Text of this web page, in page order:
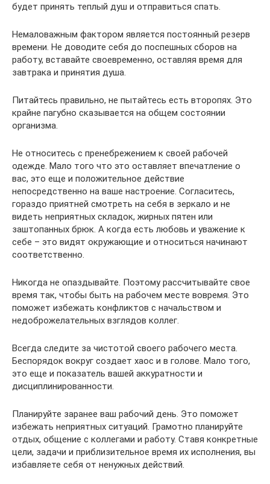
будет принять теплый душ и отправиться спать.
Немаловажным фактором является постоянный резерв
времени. Не доводите себя до поспешных сборов на
работу, вставайте своевременно, оставляя время для
завтрака и принятия душа.
Питайтесь правильно, не пытайтесь есть второпях. Это
крайне пагубно сказывается на общем состоянии
организма.
Не относитесь с пренебрежением к своей рабочей
одежде. Мало того что это оставляет впечатление о
вас, это еще и положительное действие
непосредственно на ваше настроение. Согласитесь,
гораздо приятней смотреть на себя в зеркало и не
видеть неприятных складок, жирных пятен или
заштопанных брюк. А когда есть любовь и уважение к
себе – это видят окружающие и относиться начинают
соответственно.
Никогда не опаздывайте. Поэтому рассчитывайте свое
время так, чтобы быть на рабочем месте вовремя. Это
поможет избежать конфликтов с начальством и
недоброжелательных взглядов коллег.
Всегда следите за чистотой своего рабочего места.
Беспорядок вокруг создает хаос и в голове. Мало того,
это еще и показатель вашей аккуратности и
дисциплинированности.
Планируйте заранее ваш рабочий день. Это поможет
избежать неприятных ситуаций. Грамотно планируйте
отдых, общение с коллегами и работу. Ставя конкретные
цели, задачи и приблизительное время их исполнения, вы
избавляете себя от ненужных действий.